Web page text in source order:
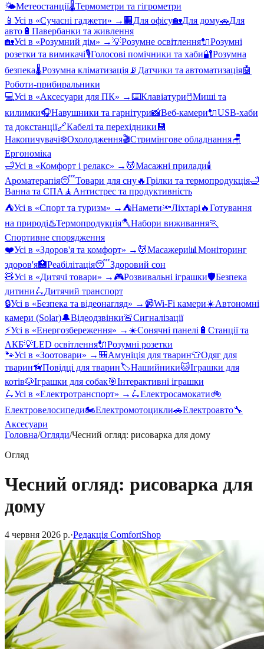
🌤️Метеостанції🌡️Термометри та гігрометри
📱 Усі в «Сучасні гаджети» → 🏢 Для офісу🏡Для дому🚗Для
авто 🔋 Павербанки та живлення
🏡Усі в «Розумний дім» →💡Розумне освітлення🔌Розумні
розетки та вимикачі🎙️Голосові помічники та хаби🔐Розумна
безпека🌡️Розумна кліматизація 📡 Датчики та автоматизація🤖
Роботи-прибиральники
💻Усі в «Аксесуари для ПК» →⌨️Клавіатури🖱️Миші та
килимки🎧Навушники та гарнітури📸Веб-камери🔌USB-хаби
та докстанції🔗Кабелі та перехідники 💾
Накопичувачі❄️Охолодження🎬Стримінгове обладнання🪑
Ергономіка
🛁Усі в «Комфорт і релакс» → 💆Масажні прилади🕯️
Ароматерапія😴Товари для сну🔥Грілки та термопродукція🛁
Ванна та СПА 🧘 Антистрес та продуктивність
⛺Усі в «Спорт та туризм» → ⛺Намети🔦Ліхтарі 🔥Готування
на природі♨️Термопродукція🪓Набори виживання🏃
Спортивне спорядження
❤️Усі в «Здоров'я та комфорт» → 💆Масажери📊 Моніторинг
здоров'я🏥Реабілітація😴Здоровий сон
🧸Усі в «Дитячі товари» → 🎮Розвивальні іграшки🛡️Безпека
дитини🛴Дитячий транспорт
🔒Усі в «Безпека та відеонагляд» → 📹Wi-Fi камери☀️Автономні
камери (Solar)🔔Відеодзвінки🚨Сигналізації
⚡Усі в «Енергозбереження» → ☀️Сонячні панелі 🔋 Станції та
АКБ💡LED освітлення🔌Розумні розетки
🐾Усі в «Зоотовари» → 🎒Амуніція для тварин👕Одяг для
тварин🦮Повідці для тварин🏷️Нашийники🐱Іграшки для
котів🐶Іграшки для собак🎯Інтерактивні іграшки
🛴Усі в «Електротранспорт» → 🛴Електросамокати🚲
Електровелосипеди🏍️Електромотоцикли🚗Електроавто🔧
Аксесуари
Головна/Огляди/Чесний огляд: рисоварка для дому
Огляд
Чесний огляд: рисоварка для
дому
4 червня 2026 р.·Редакція ComfortShop